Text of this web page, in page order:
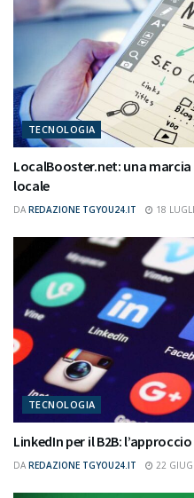
TECNOLOGIA
LocalBooster.net: una
locale
DA REDAZIONE TGYOU24.IT 18
TECNOLOGIA
LinkedIn per il B2B:
DA REDAZIONE TGYOU24.IT 22